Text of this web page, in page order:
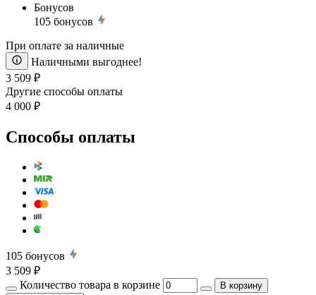
Бонусов
105 бонусов
При оплате за наличные
Наличными выгоднее!
3 509 ₽
Другие способы оплаты
4 000 ₽
Способы оплаты
105 бонусов
3 509 ₽
Количество товара в корзине
В корзину